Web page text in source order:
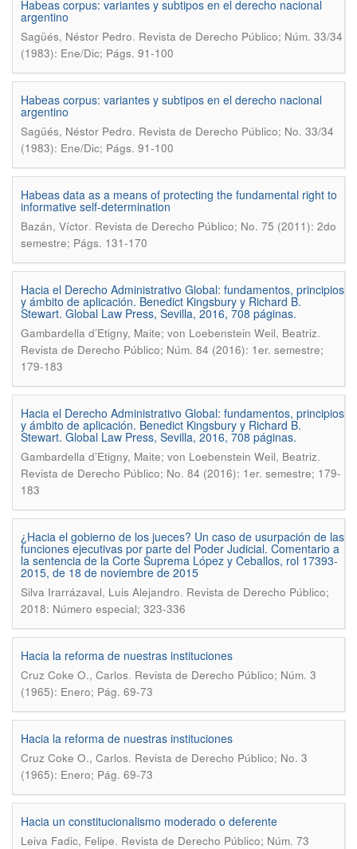
Habeas corpus: variantes y subtipos en el derecho nacional
argentino
Sagüés, Néstor Pedro. Revista de Derecho Público; Núm. 33/34
(1983): Ene/Dic; Págs. 91-100
Habeas corpus: variantes y subtipos en el derecho nacional
argentino
Sagüés, Néstor Pedro. Revista de Derecho Público; No. 33/34
(1983): Ene/Dic; Págs. 91-100
Habeas data as a means of protecting the fundamental right to
informative self-determination
Bazán, Víctor. Revista de Derecho Público; No. 75 (2011): 2do
semestre; Págs. 131-170
Hacia el Derecho Administrativo Global: fundamentos, principios
y ámbito de aplicación. Benedict Kingsbury y Richard B.
Stewart. Global Law Press, Sevilla, 2016, 708 páginas.
Gambardella d’Etigny, Maite; von Loebenstein Weil, Beatriz.
Revista de Derecho Público; Núm. 84 (2016): 1er. semestre;
179-183
Hacia el Derecho Administrativo Global: fundamentos, principios
y ámbito de aplicación. Benedict Kingsbury y Richard B.
Stewart. Global Law Press, Sevilla, 2016, 708 páginas.
Gambardella d’Etigny, Maite; von Loebenstein Weil, Beatriz.
Revista de Derecho Público; No. 84 (2016): 1er. semestre; 179-
183
¿Hacia el gobierno de los jueces? Un caso de usurpación de las
funciones ejecutivas por parte del Poder Judicial. Comentario a
la sentencia de la Corte Suprema López y Ceballos, rol 17393-
2015, de 18 de noviembre de 2015
Silva Irarrázaval, Luis Alejandro. Revista de Derecho Público;
2018: Número especial; 323-336
Hacia la reforma de nuestras instituciones
Cruz Coke O., Carlos. Revista de Derecho Público; Núm. 3
(1965): Enero; Pág. 69-73
Hacia la reforma de nuestras instituciones
Cruz Coke O., Carlos. Revista de Derecho Público; No. 3
(1965): Enero; Pág. 69-73
Hacia un constitucionalismo moderado o deferente
Leiva Fadic, Felipe. Revista de Derecho Público; Núm. 73